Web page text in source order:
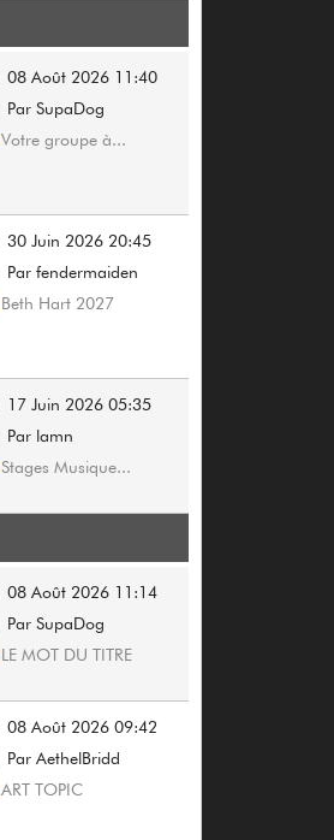
08 Août 2026 11:40
Par SupaDog
Votre groupe à...
30 Juin 2026 20:45
Par fendermaiden
Beth Hart 2027
17 Juin 2026 05:35
Par lamn
Stages Musique...
08 Août 2026 11:14
Par SupaDog
LE MOT DU TITRE
08 Août 2026 09:42
Par AethelBridd
ART TOPIC